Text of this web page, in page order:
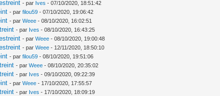
- par Ives - 07/10/2020, 18:51:42
- parfilou59 - 07/10/2020, 19:06:42
- parWeee - 08/10/2020, 16:02:51
- par Ives - 08/10/2020, 16:43:25
- parWeee - 08/10/2020, 19:00:48
- parWeee - 12/11/2020, 18:50:10
- parfilou59 - 08/10/2020, 19:51:06
- parWeee - 08/10/2020, 20:35:02
- par Ives - 09/10/2020, 09:22:39
- parWeee - 17/10/2020, 17:55:57
- par Ives - 17/10/2020, 18:09:19